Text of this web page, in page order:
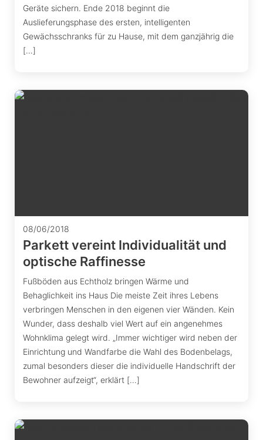
Geräte sichern. Ende 2018 beginnt die
Auslieferungsphase des ersten, intelligenten
Gewächsschranks für zu Hause, mit dem ganzjährig die
[…]
08/06/2018
Parkett vereint Individualität und
optische Raffinesse
Fußböden aus Echtholz bringen Wärme und
Behaglichkeit ins Haus Die meiste Zeit ihres Lebens
verbringen Menschen in den eigenen vier Wänden. Kein
Wunder, dass deshalb viel Wert auf ein angenehmes
Wohnklima gelegt wird. „Immer wichtiger wird neben der
Einrichtung und Wandfarbe die Wahl des Bodenbelags,
zumal besonders dieser die individuelle Handschrift der
Bewohner aufzeigt“, erklärt […]